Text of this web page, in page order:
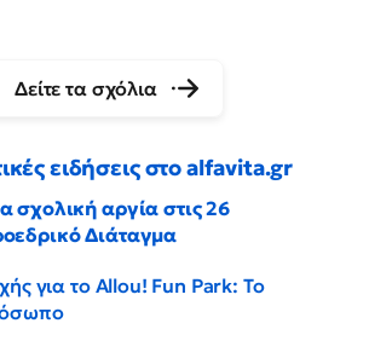
Δείτε τα σχόλια
ειδήσεις στο alfavita.gr
σχολική αργία στις 26
Διάταγμα
για το Allou! Fun Park: Το